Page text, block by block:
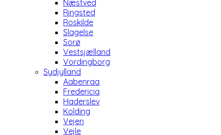
Næstved
Ringsted
Roskilde
Slagelse
Sorø
Vestsjælland
Vordingborg
Sydjylland
Aabenraa
Fredericia
Haderslev
Kolding
Vejen
Vejle